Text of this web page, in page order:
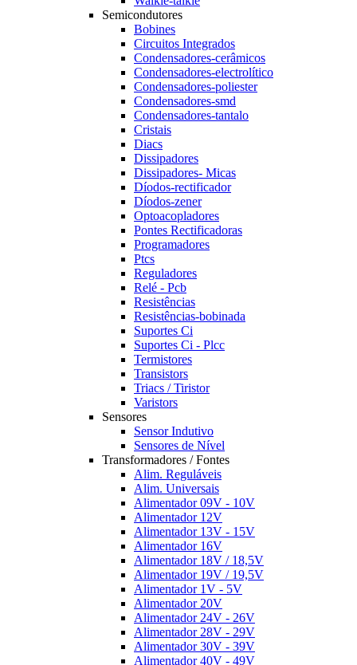
Semicondutores
Bobines
Circuitos Integrados
Condensadores-cerâmicos
Condensadores-electrolítico
Condensadores-poliester
Condensadores-smd
Condensadores-tantalo
Cristais
Diacs
Dissipadores
Dissipadores- Micas
Díodos-rectificador
Díodos-zener
Optoacopladores
Pontes Rectificadoras
Programadores
Ptcs
Reguladores
Relé - Pcb
Resistências
Resistências-bobinada
Suportes Ci
Suportes Ci - Plcc
Termistores
Transistors
Triacs / Tiristor
Varistors
Sensores
Sensor Indutivo
Sensores de Nível
Transformadores / Fontes
Alim. Reguláveis
Alim. Universais
Alimentador 09V - 10V
Alimentador 12V
Alimentador 13V - 15V
Alimentador 16V
Alimentador 18V / 18,5V
Alimentador 19V / 19,5V
Alimentador 1V - 5V
Alimentador 20V
Alimentador 24V - 26V
Alimentador 28V - 29V
Alimentador 30V - 39V
Alimentador 40V - 49V